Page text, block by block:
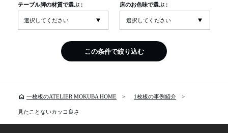
テーブル脚の材質で選ぶ : 床のお色味で選ぶ :
この条件で絞り込む
home 一枚板のATELIER MOKUBA HOME 1枚板の事例紹介
見たことないカッコ良さ